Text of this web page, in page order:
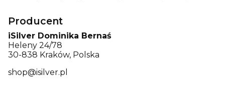
Producent
iSilver Dominika Bernaś
Heleny 24/78
30-838 Kraków, Polska
shop@isilver.pl